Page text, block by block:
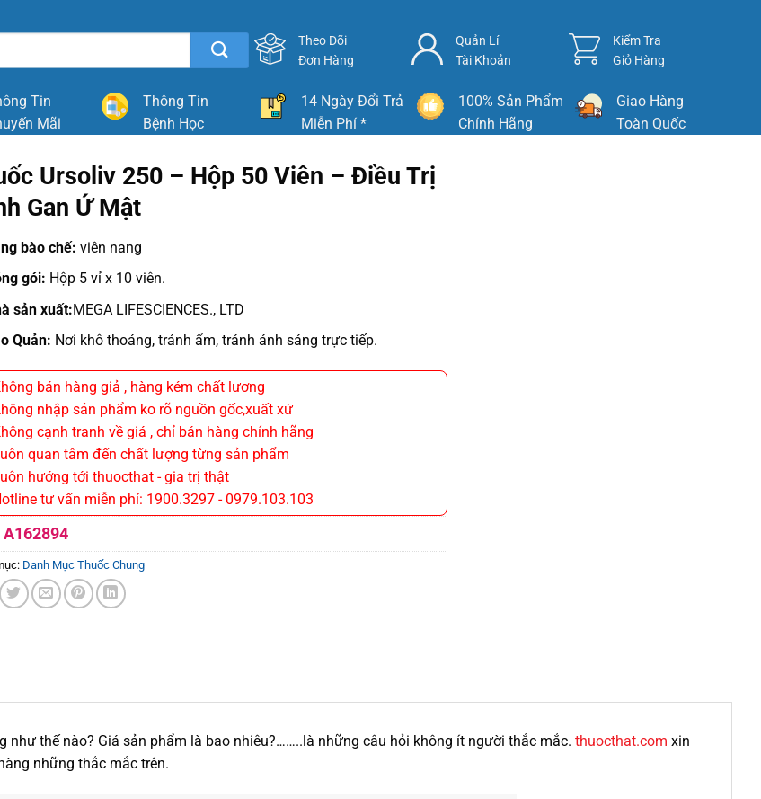
Theo Dõi
Đơn Hàng
Quản Lí
Tài Khoản
Kiểm Tra
Giỏ Hàng
Tin
Mãi
Thông Tin
Bệnh Học
14 Ngày Đổi Trả
Miễn Phí *
100% Sản Phẩm
Chính Hãng
Giao Hàng
Toàn Quốc
Ursoliv 250 – Hộp 50 Viên – Điều Trị
Gan Ứ Mật
bào chế: viên nang
gói: Hộp 5 vỉ x 10 viên.
sản xuất:MEGA LIFESCIENCES., LTD
Quản: Nơi khô thoáng, tránh ẩm, tránh ánh sáng trực tiếp.
bán hàng giả , hàng kém chất lương
nhập sản phẩm ko rõ nguồn gốc,xuất xứ
cạnh tranh về giá , chỉ bán hàng chính hãng
quan tâm đến chất lượng từng sản phẩm
hướng tới thuocthat - gia trị thật
tư vấn miễn phí: 1900.3297 - 0979.103.103
A162894
Danh Mục Thuốc Chung
như thế nào? Giá sản phẩm là bao nhiêu?……..là những câu hỏi không ít người thắc mắc. thuocthat.com xin
những thắc mắc trên.